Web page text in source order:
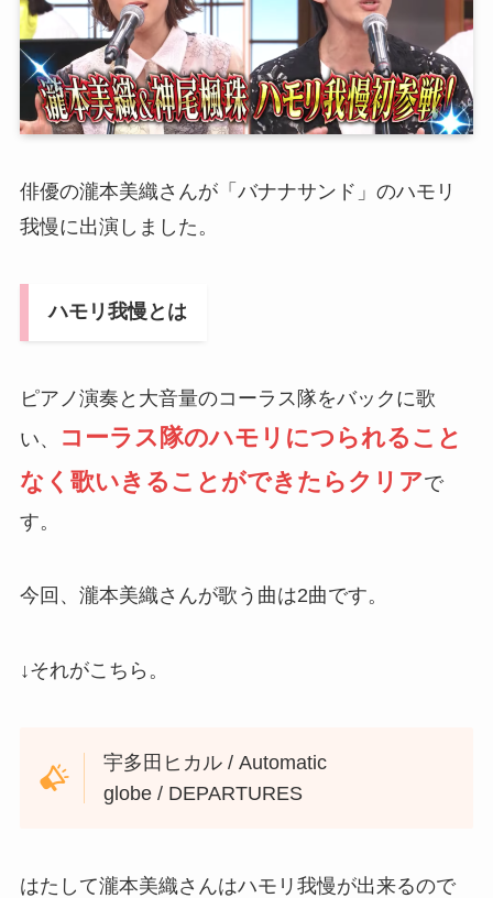
俳優の瀧本美織さんが「バナナサンド」のハモリ
我慢に出演しました。
ハモリ我慢とは
ピアノ演奏と大音量のコーラス隊をバックに歌
い、
コーラス隊のハモリにつられること
なく歌いきることができたらクリアで
す。
今回、瀧本美織さんが歌う曲は2曲です。
↓それがこちら。
宇多田ヒカル / Automatic
globe / DEPARTURES
はたして瀧本美織さんはハモリ我慢が出来るので